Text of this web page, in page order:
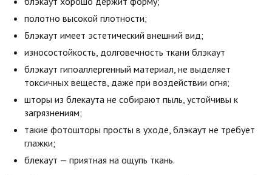
полотно высокой плотности;
Блэкаут имеет эстетический внешний вид;
износостойкость, долговечность ткани блэкаут
блэкаут гипоаллергенный материал, не выделяет
токсичных веществ, даже при воздействии огня;
шторы из блекаута не собирают пыль, устойчивы к
загрязнениям;
такие фотошторы просты в уходе, блэкаут не требует
глажки;
блекаут — приятная на ощупь ткань.